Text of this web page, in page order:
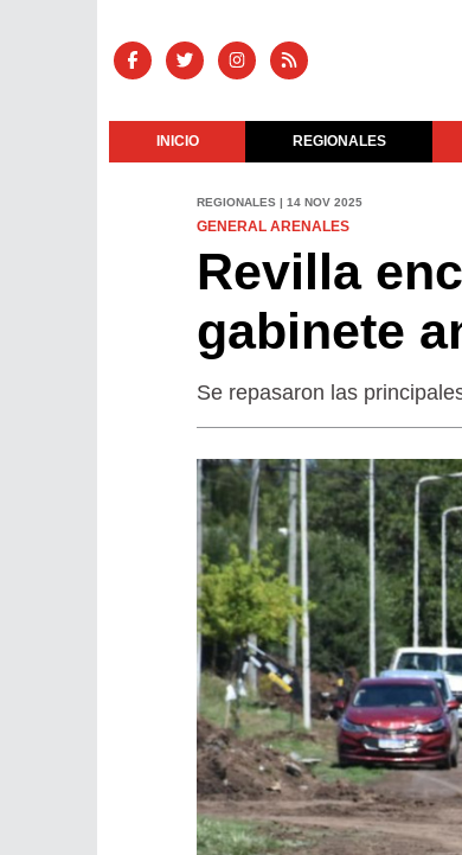
INICIO REGIONALES
REGIONALES | 14 NOV 2025
GENERAL ARENALES
Revilla
gabinete
Se repasaron las